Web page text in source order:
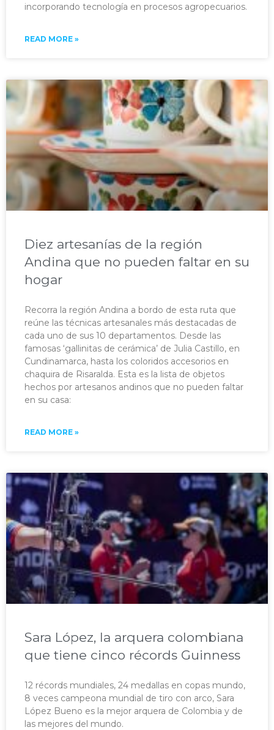
incorporando tecnología en procesos agropecuarios.
READ MORE »
Diez artesanías de la región
Andina que no pueden faltar en su
hogar
Recorra la región Andina a bordo de esta ruta que
reúne las técnicas artesanales más destacadas de
cada uno de sus 10 departamentos. Desde las
famosas ‘gallinitas de cerámica’ de Julia Castillo, en
Cundinamarca, hasta los coloridos accesorios en
chaquira de Risaralda. Esta es la lista de objetos
hechos por artesanos andinos que no pueden faltar
en su casa:
READ MORE »
Sara López, la arquera colombiana
que tiene cinco récords Guinness
12 récords mundiales, 24 medallas en copas mundo,
8 veces campeona mundial de tiro con arco, Sara
López Bueno es la mejor arquera de Colombia y de
las mejores del mundo.​